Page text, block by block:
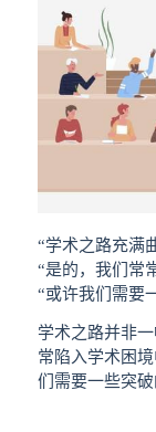
“学术之路充满
“是的，我们常
“或许我们需要
学术之路并非
常陷入学术困
们需要一些突破